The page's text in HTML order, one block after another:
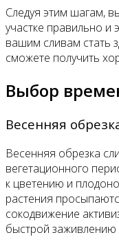
Следуя этим шагам,
участке правильно
вашим сливам стать
сможете получить
Выбор
Весенняя
Весенняя обрезка
вегетационного
к цветению и
растения
сокодвижение
быстрой заживлению